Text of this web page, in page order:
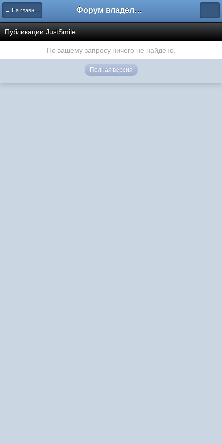
← На главную Форум владельцев интернет-магазинов
Публикации JustSmile
По вашему запросу ничего не найдено.
Полная версия